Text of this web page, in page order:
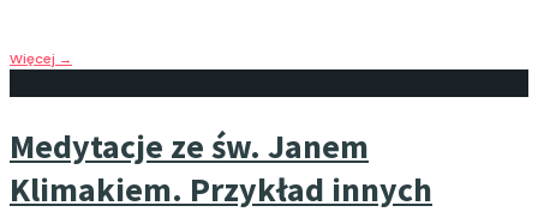
Więcej →
Medytacje ze św. Janem
Klimakiem. Przykład innych